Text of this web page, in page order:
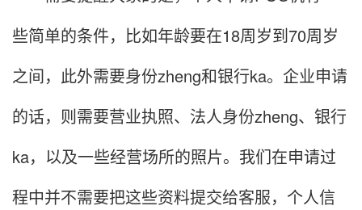
些简单的条件，比如年龄要在18周岁到70周岁
之间，此外需要身份zheng和银行ka。企业申请
的话，则需要营业执照、法人身份zheng、银行
ka，以及一些经营场所的照片。我们在申请过
程中并不需要把这些资料提交给客服，个人信